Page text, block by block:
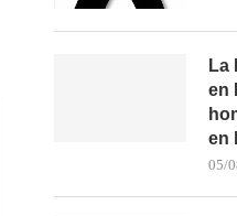
La
en
en
05/